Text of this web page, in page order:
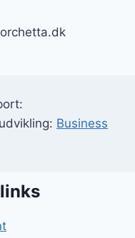
Business